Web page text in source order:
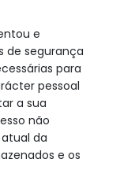
e
de segurança
para
pessoal
a sua
não
da
e os